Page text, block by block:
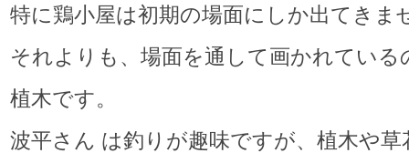
特に鶏小屋は初期の場面にしか出てきま
それよりも、場面を通して画かれている
植木です。
波平さん は釣りが趣味ですが、植木や草